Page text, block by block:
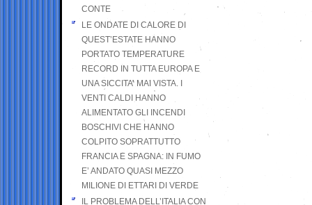
CONTE
LE ONDATE DI CALORE DI
QUEST’ESTATE HANNO
PORTATO TEMPERATURE
RECORD IN TUTTA EUROPA E
UNA SICCITA’ MAI VISTA. I
VENTI CALDI HANNO
ALIMENTATO GLI INCENDI
BOSCHIVI CHE HANNO
COLPITO SOPRATTUTTO
FRANCIA E SPAGNA: IN FUMO
E’ ANDATO QUASI MEZZO
MILIONE DI ETTARI DI VERDE
IL PROBLEMA DELL’ITALIA CON